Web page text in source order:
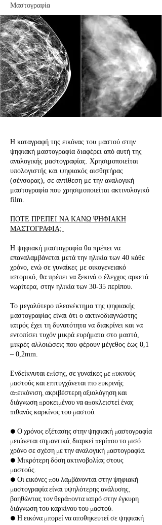
Μαστογραφία
Η καταγραφή της εικόνας του μαστού στην
ψηφιακή μαστογραφία διαφέρει από αυτή της
αναλογικής μαστογραφίας. Χρησιμοποιείται
υπολογιστής και ψηφιακός αισθητήρας
(σένσορας), σε αντίθεση με την αναλογική
μαστογραφία που χρησιμοποιείται ακτινολογικό
film.
ΠΟΤΕ ΠΡΕΠΕΙ ΝΑ ΚΑΝΩ ΨΗΦΙΑΚΗ
ΜΑΣΤΟΓΡΑΦΙΑ;
Η ψηφιακή μαστογραφία θα πρέπει να
επαναλαμβάνεται μετά την ηλικία των 40 κάθε
χρόνο, ενώ σε γυναίκες με οικογενειακό
ιστορικό, θα πρέπει να ξεκινά ο έλεγχος αρκετά
νωρίτερα, στην ηλικία των 30-35 περίπου.
Το μεγαλύτερο πλεονέκτημα της ψηφιακής
μαστογραφίας είναι ότι ο ακτινοδιαγνώστης
ιατρός έχει τη δυνατότητα να διακρίνει και να
εντοπίσει τυχόν μικρά ευρήματα στο μαστό,
μικρές αλλοιώσεις που φέρουν μέγεθος έως 0,1
– 0,2mm.
Ενδείκνυται επίσης, σε γυναίκες με πυκνούς
μαστούς και επιτυγχάνεται πιο ευκρινής
απεικόνιση, ακριβέστερη αξιολόγηση και
διάγνωση προκειμένου να αποκλειστεί ένας
πιθανός καρκίνος του μαστού.
● Ο χρόνος εξέτασης στην ψηφιακή μαστογραφία
μειώνεται σημαντικά, διαρκεί περίπου το μισό
χρόνο σε σχέση με την αναλογική μαστογραφία.
● Μικρότερη δόση ακτινοβολίας στους
μαστούς.
● Οι εικόνες που λαμβάνονται στην ψηφιακή
μαστογραφία είναι υψηλότερης ανάλυσης,
βοηθώντας τον θεράποντα ιατρό στην έγκυρη
διάγνωση του καρκίνου του μαστού.
● Η εικόνα μπορεί να αποθηκευτεί σε ψηφιακή